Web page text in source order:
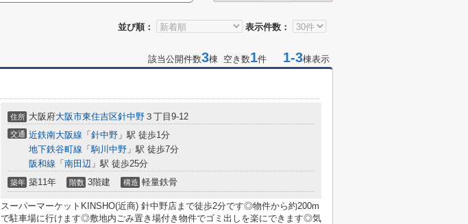
並び順： 表示件数：
該当公開件数3棟 空き数1件 1-3棟表示
住所 大阪府大阪市東住吉区針中野 ３丁目9-12
交通 近鉄南大阪線 「 針中野 」駅 徒歩1分
地下鉄谷町線 「駒川中野 」駅 徒歩7分
阪和線 「 南田辺 」駅 徒歩25分
築年 築11年 階数 3階建 構造 軽量鉄骨
スーパーマーケットKINSHO(近商) 針中野店まで徒歩2分です◎物件から約200m
で駐車場に行けます◎敷地内ごみ置き場付き物件でゴミ出しを楽にできます◎気